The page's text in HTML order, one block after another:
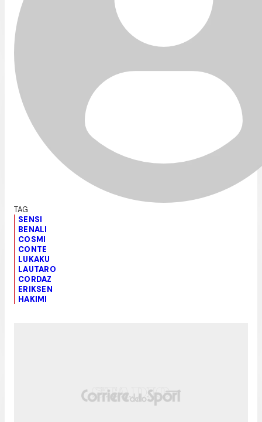
SENSI
BENALI
COSMI
CONTE
LUKAKU
LAUTARO
CORDAZ
ERIKSEN
HAKIMI